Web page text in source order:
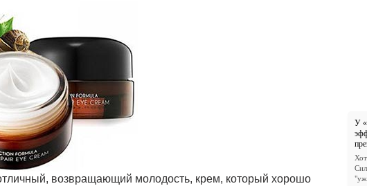
возвращающий молодость, крем, который хорошо
У